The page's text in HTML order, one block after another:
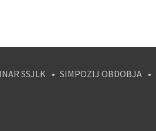
SSJLK SIMPOZIJ OBDOBJA